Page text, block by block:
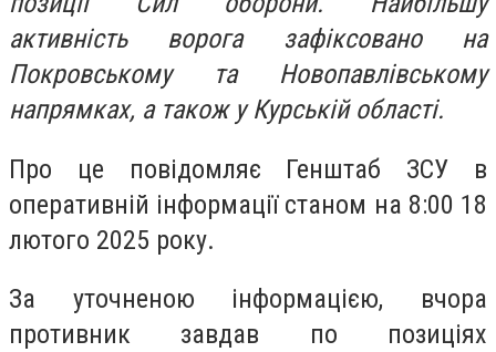
активність ворога зафіксовано на
Покровському та Новопавлівському
напрямках, а також у Курській області.
Про це повідомляє Генштаб ЗСУ в
оперативній інформації станом на 8:00 18
лютого 2025 року.
За уточненою інформацією, вчора
противник завдав по позиціях